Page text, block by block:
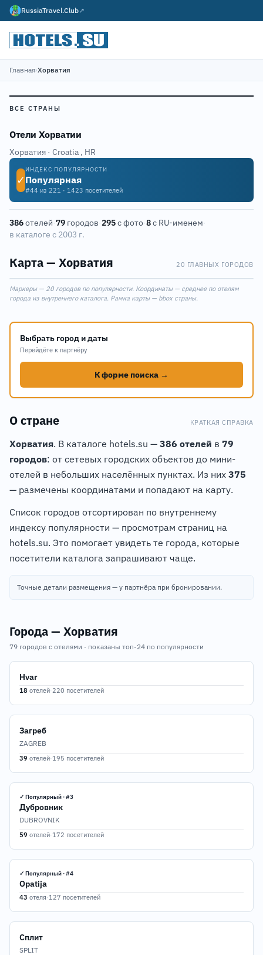
RussiaTravel.Club↗
Главная›Хорватия
ВСЕ СТРАНЫ
Отели Хорватии
Хорватия · Croatia , HR
✓
ИНДЕКС ПОПУЛЯРНОСТИ
Популярная
#44 из 221 · 1423 посетителей
386отелей·79 городов·295с фото·8с RU-именем·
в каталоге с 2003 г.
Карта — Хорватия 20 ГЛАВНЫХ ГОРОДОВ
15
+
Маркеры — 20 городов по популярности. Координаты — среднее по отелям
города из внутреннего каталога. Рамка карты — bbox страны.
Выбрать город и даты
Перейдёте к партнёру
К форме поиска →
О стране КРАТКАЯ СПРАВКА
Хорватия. В каталоге hotels.su — 386 отелей в 79
городов: от сетевых городских объектов до мини-
отелей в небольших населённых пунктах. Из них 375
— размечены координатами и попадают на карту.
Список городов отсортирован по внутреннему
индексу популярности — просмотрам страниц на
hotels.su. Это помогает увидеть те города, которые
посетители каталога запрашивают чаще.
Точные детали размещения — у партнёра при бронировании.
Города — Хорватия
79 городов с отелями · показаны топ-24 по популярности
Hvar
18 отелей·220 посетителей
Загреб
ZAGREB
39 отелей·195 посетителей
✓ Популярный · #3
Дубровник
DUBROVNIK
59 отелей·172 посетителей
✓ Популярный · #4
Opatija
43 отеля·127 посетителей
Сплит
SPLIT